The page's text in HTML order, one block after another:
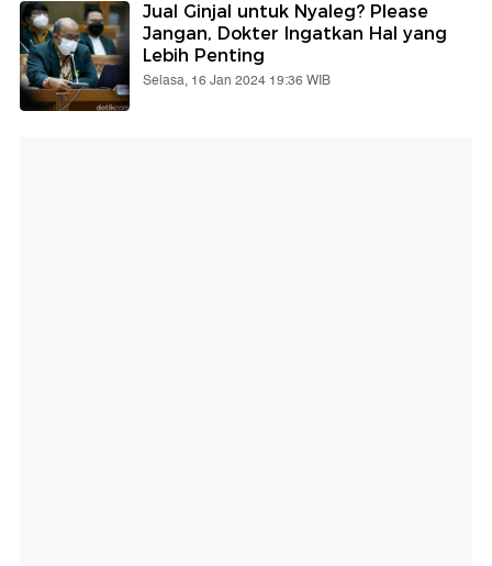
Jual Ginjal untuk Nyaleg? Please
Jangan, Dokter Ingatkan Hal yang
Lebih Penting
Selasa, 16 Jan 2024 19:36 WIB